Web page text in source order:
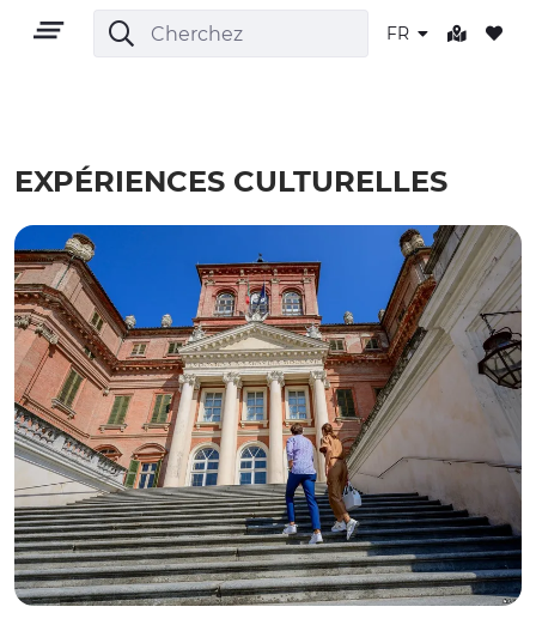
FR
TERRITOIRE
PLEIN AIR
CULTURE
NATURE ET BIEN-ÊTRE
EXPÉRIENCES
EXPÉRIENCES CULTURELLES